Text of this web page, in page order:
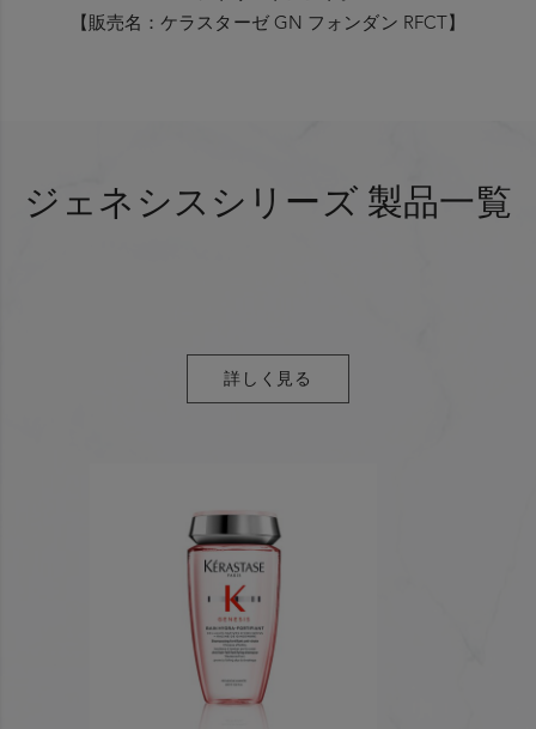
【販売名：ケラスターゼ GN フォンダン RFCT】
ヴァイパーライド*²（コンディショニング成分）
ベジタルモイスチャー*³（保湿成分）
ジェネシスシリーズ 製品一覧
詳しく見る